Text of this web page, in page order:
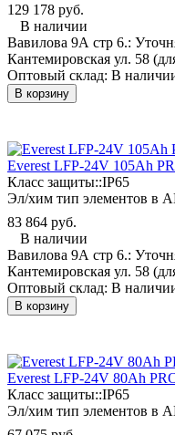
129 178 руб.
В наличии
Вавилова 9А стр 6.:
Кантемировская ул. 58
Оптовый склад: В
В корзину
Everest LFP-24V 105Аh
Класс защиты::IP65
Эл/хим тип элементов в
83 864 руб.
В наличии
Вавилова 9А стр 6.:
Кантемировская ул. 58
Оптовый склад: В
В корзину
Everest LFP-24V 80Аh
Класс защиты::IP65
Эл/хим тип элементов в